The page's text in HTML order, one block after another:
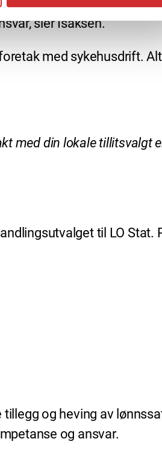
7. juni. Da
sier Isaksen.
med sykehusdrift.
med din lokale tillitsvalgt
til LO Stat.
og heving av
og ansvar.